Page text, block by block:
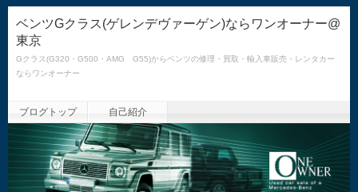
ベンツGクラス(ゲレンデヴァーゲン)ならワンオーナー@
東京
Gクラス(G320・G500・AMG G55)からベンツの修理・買取・輸入車販売・レンタカー
ならワンオーナー
ブログトップ 自己紹介